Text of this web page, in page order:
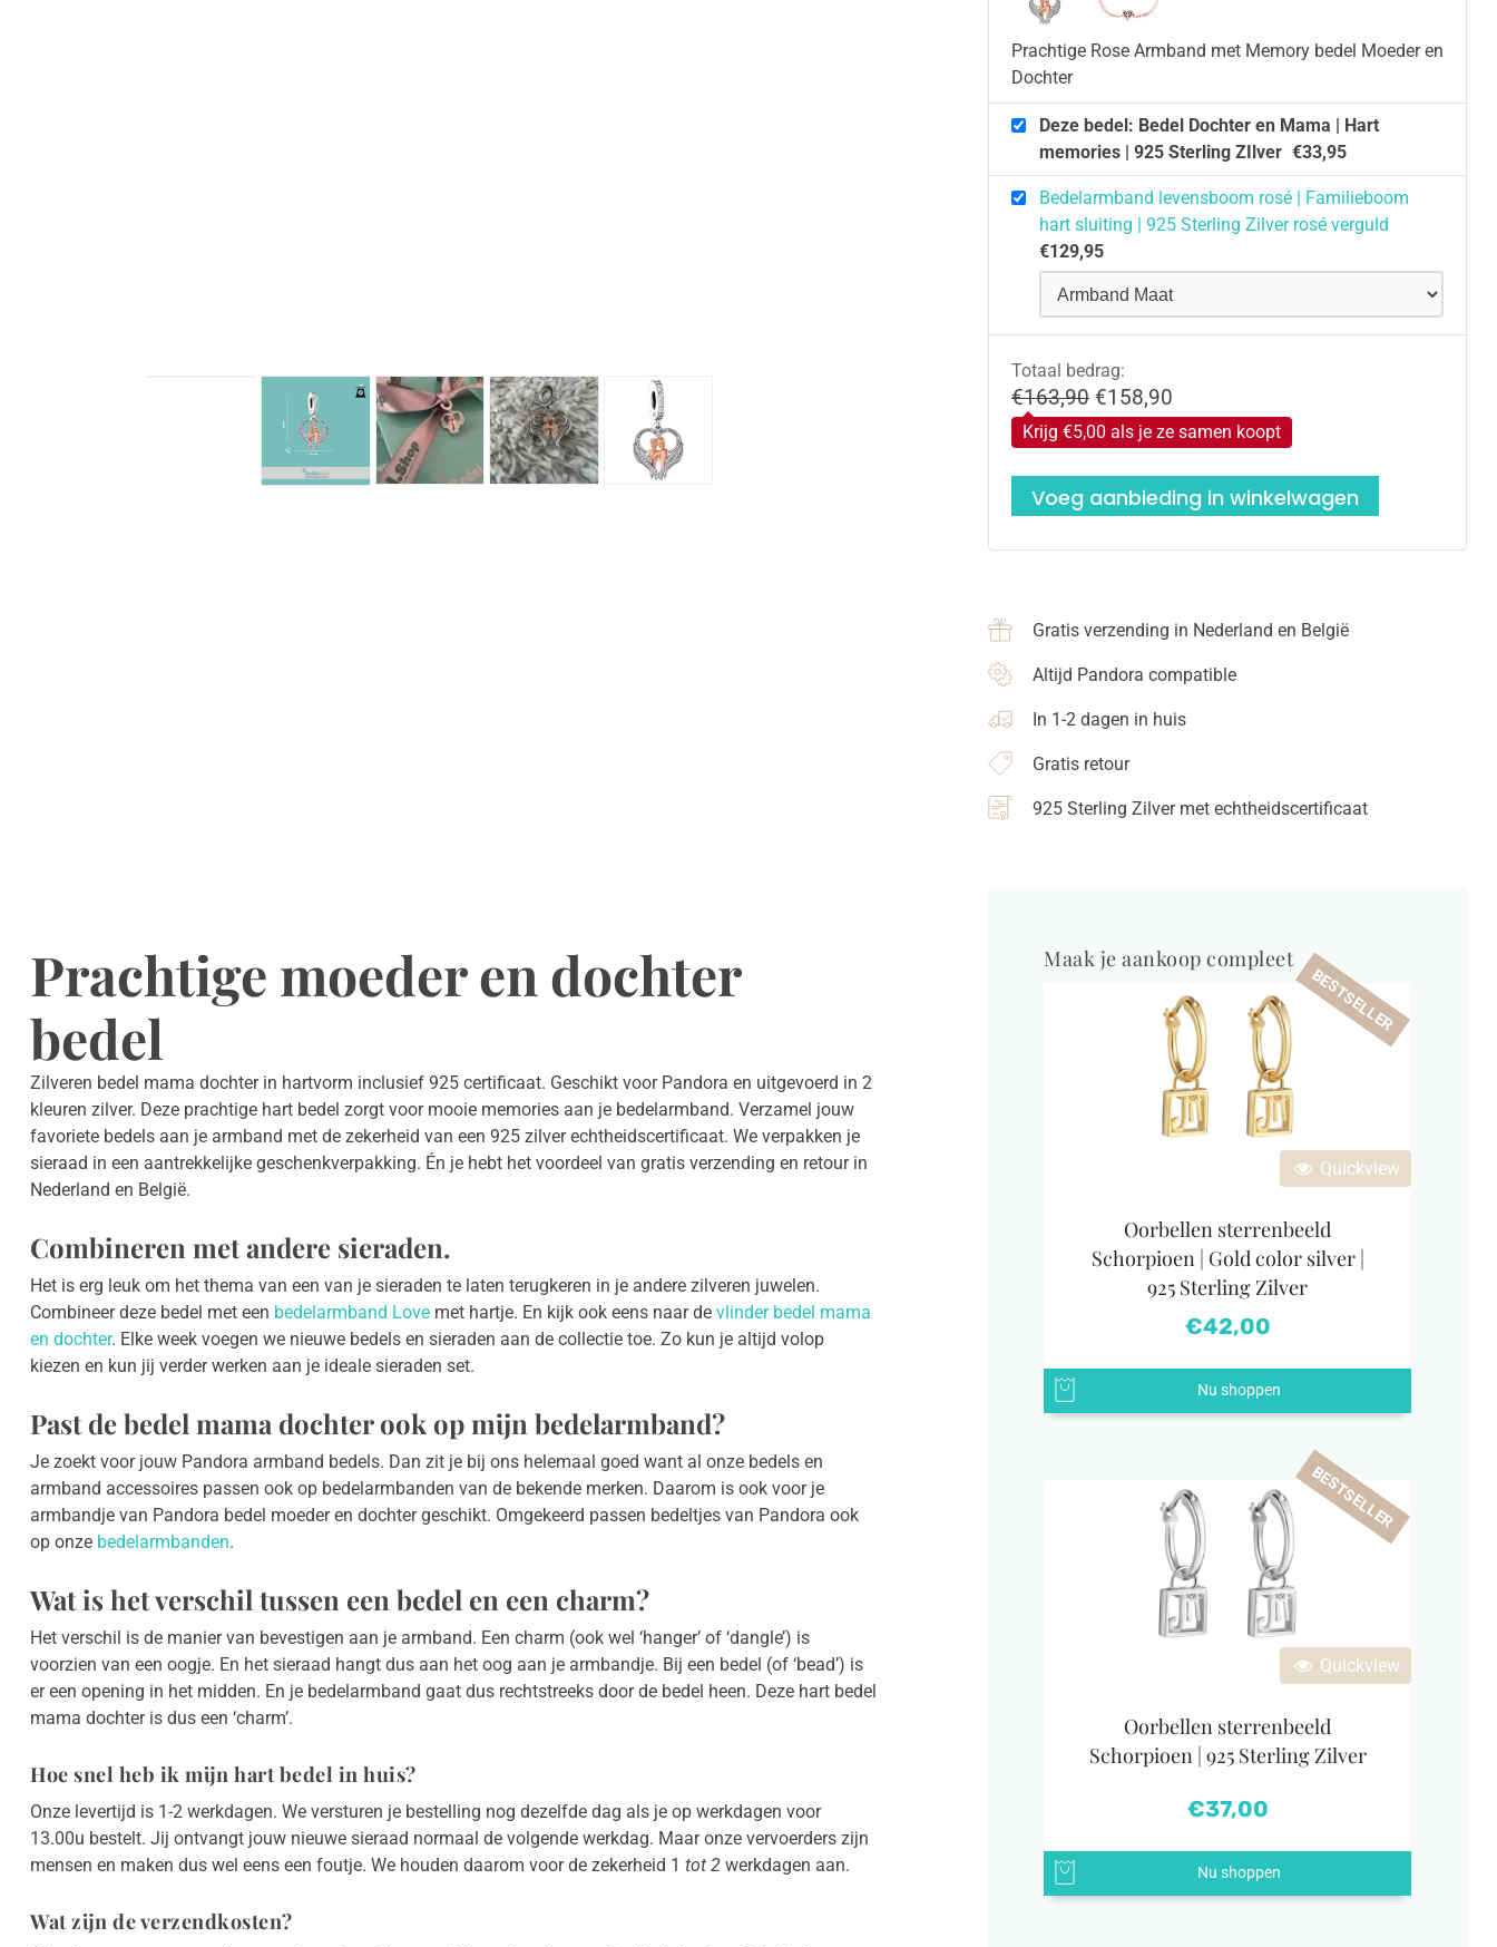
Prachtige Rose Armband met Memory bedel Moeder en
Dochter
Deze bedel: Bedel Dochter en Mama | Hart
memories | 925 Sterling ZIlver €33,95
Bedelarmband levensboom rosé | Familieboom
hart sluiting | 925 Sterling Zilver rosé verguld
€129,95
Totaal bedrag:
€163,90 Oorspronkelijke prijs was: €163,90.
€158,90
Krijg €5,00 als je ze samen koopt
Voeg aanbieding in winkelwagen
Gratis verzending in Nederland en België
Altijd Pandora compatible
In 1-2 dagen in huis
Gratis retour
925 Sterling Zilver met echtheidscertificaat
Prachtige moeder en dochter
bedel
Zilveren bedel mama dochter in hartvorm inclusief 925 certificaat. Geschikt voor Pandora en uitgevoerd in 2
kleuren zilver. Deze prachtige hart bedel zorgt voor mooie memories aan je bedelarmband. Verzamel jouw
favoriete bedels aan je armband met de zekerheid van een 925 zilver echtheidscertificaat. We verpakken je
sieraad in een aantrekkelijke geschenkverpakking. Én je hebt het voordeel van gratis verzending en retour in
Nederland en België.
Combineren met andere sieraden.
Het is erg leuk om het thema van een van je sieraden te laten terugkeren in je andere zilveren juwelen.
Combineer deze bedel met een bedelarmband Love met hartje. En kijk ook eens naar de vlinder bedel mama
en dochter. Elke week voegen we nieuwe bedels en sieraden aan de collectie toe. Zo kun je altijd volop
kiezen en kun jij verder werken aan je ideale sieraden set.
Past de bedel mama dochter ook op mijn bedelarmband?
Je zoekt voor jouw Pandora armband bedels. Dan zit je bij ons helemaal goed want al onze bedels en
armband accessoires passen ook op bedelarmbanden van de bekende merken. Daarom is ook voor je
armbandje van Pandora bedel moeder en dochter geschikt. Omgekeerd passen bedeltjes van Pandora ook
op onze bedelarmbanden.
Wat is het verschil tussen een bedel en een charm?
Het verschil is de manier van bevestigen aan je armband. Een charm (ook wel ‘hanger’ of ‘dangle’) is
voorzien van een oogje. En het sieraad hangt dus aan het oog aan je armbandje. Bij een bedel (of ‘bead’) is
er een opening in het midden. En je bedelarmband gaat dus rechtstreeks door de bedel heen. Deze hart bedel
mama dochter is dus een ‘charm’.
Hoe snel heb ik mijn hart bedel in huis?
Onze levertijd is 1-2 werkdagen. We versturen je bestelling nog dezelfde dag als je op werkdagen voor
13.00u bestelt. Jij ontvangt jouw nieuwe sieraad normaal de volgende werkdag. Maar onze vervoerders zijn
mensen en maken dus wel eens een foutje. We houden daarom voor de zekerheid 1 tot 2 werkdagen aan.
Wat zijn de verzendkosten?
Maak je aankoop compleet
Quickview
BESTSELLER
Oorbellen sterrenbeeld
Schorpioen | Gold color silver |
925 Sterling Zilver
€42,00
Nu shoppen
Quickview
BESTSELLER
Oorbellen sterrenbeeld
Schorpioen | 925 Sterling Zilver
€37,00
Nu shoppen